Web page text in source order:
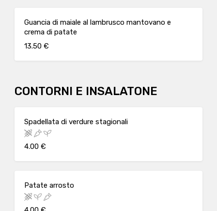
Guancia di maiale al lambrusco mantovano e
crema di patate
13.50 €
CONTORNI E INSALATONE
Spadellata di verdure stagionali
4.00 €
Patate arrosto